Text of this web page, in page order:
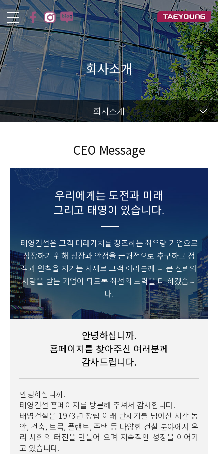
회사소개
회사소개
CEO Message
우리에게는 도전과 미래
그리고 태영이 있습니다.
태영건설은 고객 미래가치를 창조하는 최우량 기업으로
성장하기 위해 성장과 안정을 균형적으로 추구하고 정
직과 원칙을 지키는 자세로 고객 여러분께 더 큰 신뢰와
사랑을 받는 기업이 되도록 최선의 노력을 다 하겠습니
다.
안녕하십니까.
홈페이지를 찾아주신 여러분께
감사드립니다.
안녕하십니까.
태영건설 홈페이지를 방문해 주셔서 감사합니다.
태영건설은 1973년 창립 이래 반세기를 넘어선 시간 동
안, 건축, 토목, 플랜트, 주택 등 다양한 건설 분야에서 우
리 사회의 터전을 만들어 오며 지속적인 성장을 이어가
고 있습니다.